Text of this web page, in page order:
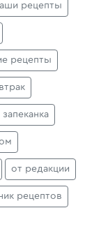
рецепты
рецепты
запеканка
от редакции
рецептов